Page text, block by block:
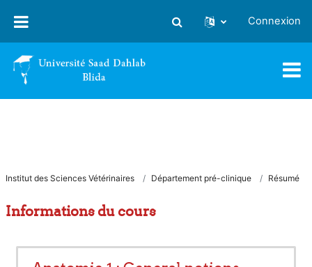
Activer/désactiver la saisie
Connexion
Institut des Sciences Vétérinaires Département pré-clinique Résumé
Informations du cours